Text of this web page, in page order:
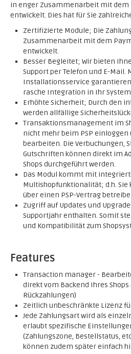
in enger Zusammenarbeit mit dem
entwickelt. Dies hat für Sie
Zertifizierte Module; Die
Zusammenarbeit mit dem
entwickelt.
Besser Begleitet; Wir bieten
Support per Telefon und E-Mail.
Installationsservice
rasche Integration in Ihr
Erhöhte Sicherheit; Durch den
werden allfällige
Transaktionsmanagement im
nicht mehr beim PSP einloggen
bearbeiten. Die Verbuchungen,
Gutschriften können direkt im
Shops durchgeführt werden.
Das Modul kommt mit
Multishopfunktionalität; d.h. Sie
über einen PSP-Vertrag
Zugriff auf Updates und
Supportjahr enthalten. Somit
und Kompatibilität zum
Features
Transaction manager -
direkt vom Backend Ihres Shops
Rückzahlungen)
Zeitlich unbeschränkte Lizenz
Jede Zahlungsart wird als
erlaubt spezifische
(Zahlungszone, Bestellstatus,
können zudem später einfach